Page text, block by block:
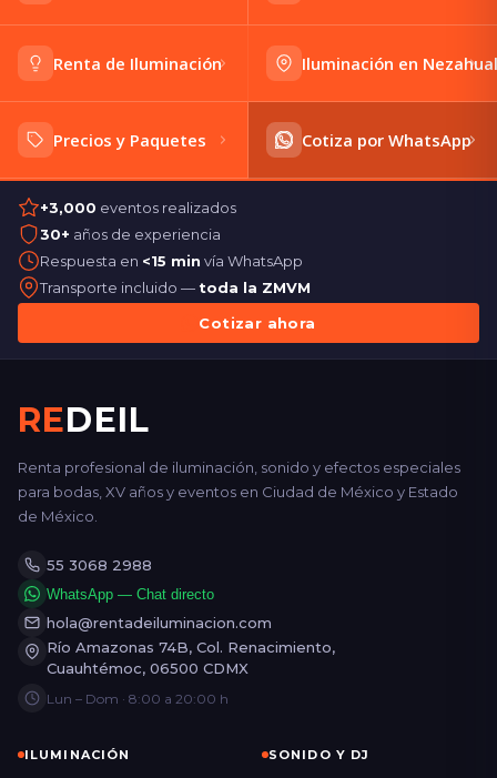
Renta de Iluminación Iluminación en
Precios y Paquetes Cotiza por WhatsApp
+3,000 eventos realizados
30+ años de experiencia
Respuesta en <15 min vía WhatsApp
Transporte incluido — toda la ZMVM
Cotizar ahora
REDEIL
Renta profesional de iluminación, sonido y efectos especiales
para bodas, XV años y eventos en Ciudad de México y Estado
de México.
55 3068 2988
WhatsApp — Chat directo
hola@rentadeiluminacion.com
Río Amazonas 74B, Col. Renacimiento,
Cuauhtémoc, 06500 CDMX
Lun – Dom · 8:00 a 20:00 h
ILUMINACIÓN SONIDO Y DJ